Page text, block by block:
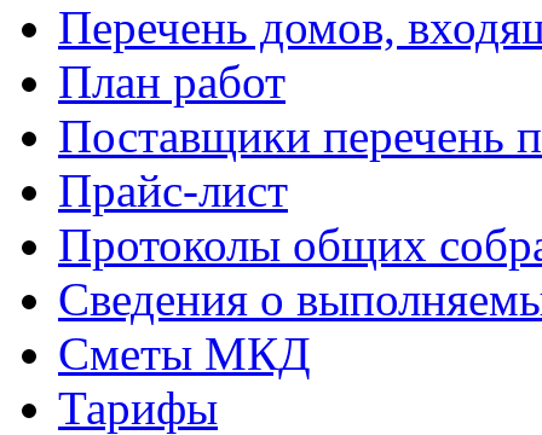
Перечень домов,
План работ
Поставщики перечень
Прайс-лист
Протоколы общих
Сведения о
Сметы МКД
Тарифы